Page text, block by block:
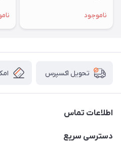
ناموجود
تحویل اکسپرس
اطلاعات تماس
09332394024-09120346631
دسترسی سریع